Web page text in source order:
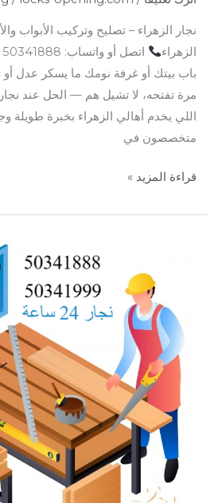
الزهراء
باب بيتك أو غرفة نومك ما يسكر عدل
مرة تفتحه، لا تشيل هم — الحل عند نجار
اللي يخدم أهالي الزهراء بخبرة طويلة
متخصصون في
قراءة المزيد »